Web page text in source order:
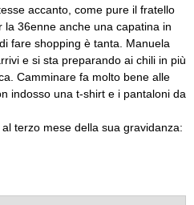
accanto, come pure il fratello
la 36enne anche una capatina in
fare shopping è tanta. Manuela
e si sta preparando ai chili in più
Camminare fa molto bene alle
indosso una t-shirt e i pantaloni da
al terzo mese della sua gravidanza: